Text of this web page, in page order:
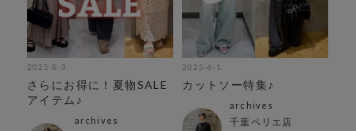
2025-8-3
さらにお得に！夏物SALE
アイテム♪
archives
2025-6-1
カットソー特集♪
archives
千葉ペリエ店